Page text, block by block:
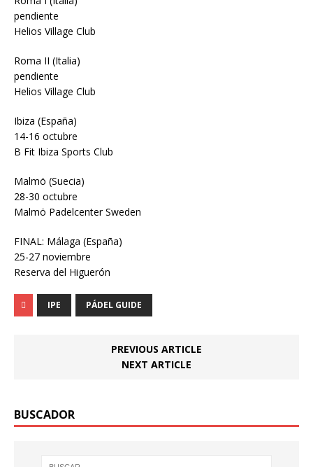
pendiente
Helios Village Club
Roma II (Italia)
pendiente
Helios Village Club
Ibiza (España)
14-16 octubre
B Fit Ibiza Sports Club
Malmö (Suecia)
28-30 octubre
Malmö Padelcenter Sweden
FINAL: Málaga (España)
25-27 noviembre
Reserva del Higuerón
IPE PÁDEL GUIDE
PREVIOUS ARTICLE
NEXT ARTICLE
BUSCADOR